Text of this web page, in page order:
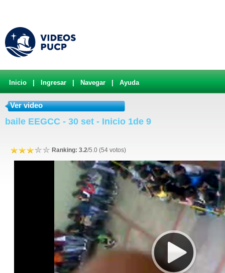
Inicio Ingresar Navegar Ayuda
Ver video
baile EEGCC - 30 set - Inicio 1de 9
Ranking: 3.2/5.0 (54 votos)